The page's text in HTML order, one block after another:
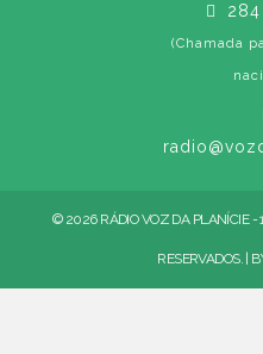
284
(Chamada
© 2026 RÁDIO VOZ DA PLANÍCIE -
RESERVADOS. |